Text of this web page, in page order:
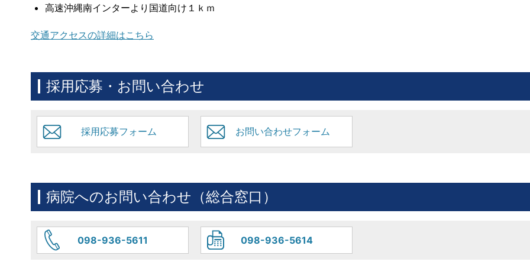
高速沖縄南インターより国道向け１ｋｍ
交通アクセスの詳細はこちら
採用応募・お問い合わせ
採用応募フォーム お問い合わせフォーム
病院へのお問い合わせ（総合窓口）
098-936-5611 098-936-5614